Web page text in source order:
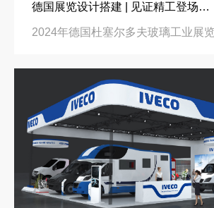
德国展览设计搭建 | 见证精工登场玻璃工业展览会 Glasstec 2024